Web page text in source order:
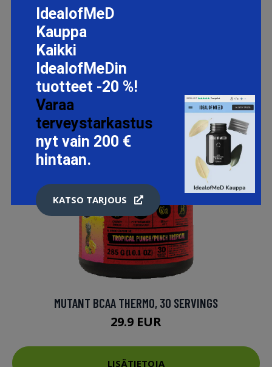
MUTANT BCAA THERMO, 30 SERVINGS
29.9 EUR
LISÄTIETOJA
IdealofMeD
Kauppa
Kaikki
IdealofMeDin
tuotteet -20 %!
Varaa
terveystarkastus
nyt vain 200 €
hintaan.
KATSO TARJOUS